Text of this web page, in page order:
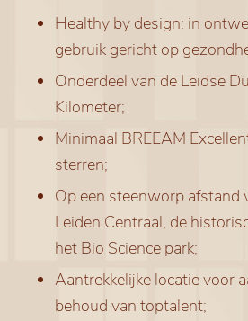
Healthy by design: in
gebruik gericht op
Onderdeel van de Leidse
Kilometer;
Minimaal BREEAM
sterren;
Op een steenworp afstand
Leiden Centraal, de
het Bio Science park;
Aantrekkelijke locatie voor
behoud van toptalent;